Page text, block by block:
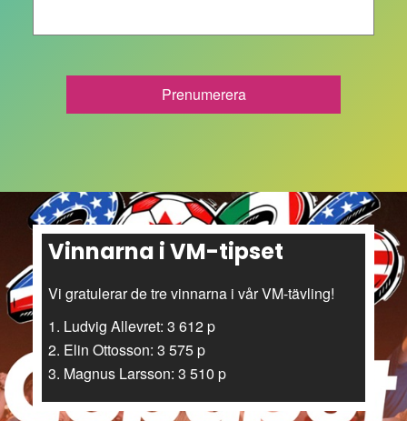
Vinnarna i VM-tipset
Vi gratulerar de tre vinnarna i vår VM-tävling!
1. Ludvig Allevret: 3 612 p
2. Elin Ottosson: 3 575 p
3. Magnus Larsson: 3 510 p